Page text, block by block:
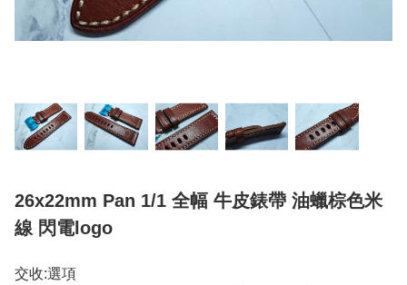
26x22mm Pan 1/1 全幅 牛皮錶帶 油蠟棕色米
線 閃電logo
交收:選項